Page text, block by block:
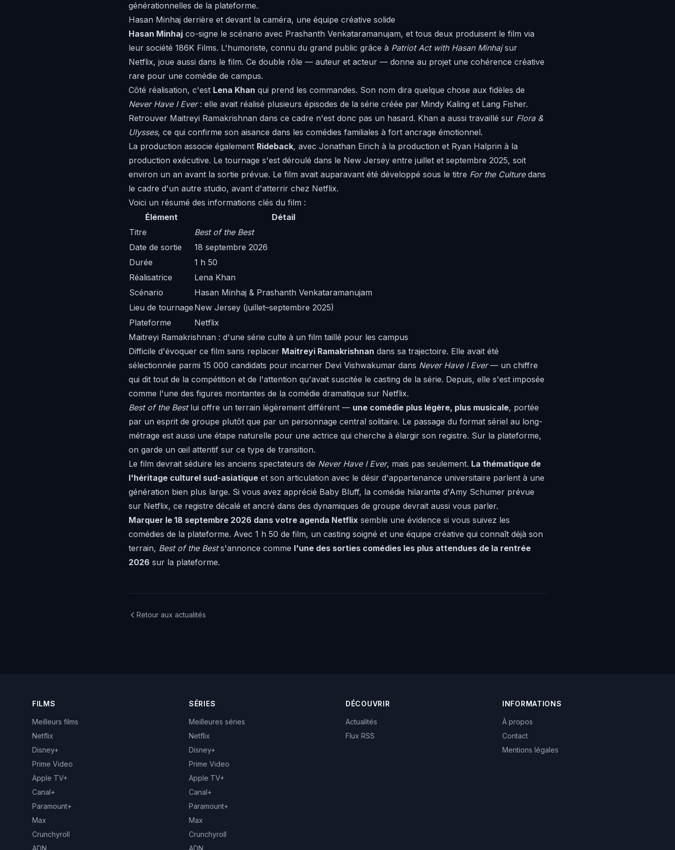
générationnelles de la plateforme.
Hasan Minhaj derrière et devant la caméra, une équipe créative solide
Hasan Minhaj co-signe le scénario avec Prashanth Venkataramanujam, et tous deux produisent le film via
leur société 186K Films. L'humoriste, connu du grand public grâce à Patriot Act with Hasan Minhajsur
Netflix, joue aussi dans le film. Ce double rôle — auteur et acteur — donne au projet une cohérence créative
rare pour une comédie de campus.
Côté réalisation, c'est Lena Khan qui prend les commandes. Son nom dira quelque chose aux fidèles de
Never Have I Ever: elle avait réalisé plusieurs épisodes de la série créée par Mindy Kaling et Lang Fisher.
Retrouver Maitreyi Ramakrishnan dans ce cadre n'est donc pas un hasard. Khan a aussi travaillé sur Flora &
Ulysses, ce qui confirme son aisance dans les comédies familiales à fort ancrage émotionnel.
La production associe également Rideback, avec Jonathan Eirich à la production et Ryan Halprin à la
production exécutive. Le tournage s'est déroulé dans le New Jersey entre juillet et septembre 2025, soit
environ un an avant la sortie prévue. Le film avait auparavant été développé sous le titre For the Culturedans
le cadre d'un autre studio, avant d'atterrir chez Netflix.
Voici un résumé des informations clés du film :
Élément
Détail
Titre
Best of the Best
Date de sortie
18 septembre 2026
Durée
1 h 50
Réalisatrice
Lena Khan
Scénario
Hasan Minhaj & Prashanth Venkataramanujam
Lieu de tournage New Jersey (juillet–septembre 2025)
Plateforme
Netflix
Maitreyi Ramakrishnan : d'une série culte à un film taillé pour les campus
Difficile d'évoquer ce film sans replacer Maitreyi Ramakrishnan dans sa trajectoire. Elle avait été
sélectionnée parmi 15 000 candidats pour incarner Devi Vishwakumar dans Never Have I Ever— un chiffre
qui dit tout de la compétition et de l'attention qu'avait suscitée le casting de la série. Depuis, elle s'est imposée
comme l'une des figures montantes de la comédie dramatique sur Netflix.
Best of the Bestlui offre un terrain légèrement différent — une comédie plus légère, plus musicale, portée
par un esprit de groupe plutôt que par un personnage central solitaire. Le passage du format sériel au long-
métrage est aussi une étape naturelle pour une actrice qui cherche à élargir son registre. Sur la plateforme,
on garde un œil attentif sur ce type de transition.
Le film devrait séduire les anciens spectateurs de Never Have I Ever, mais pas seulement. La thématique de
l'héritage culturel sud-asiatique et son articulation avec le désir d'appartenance universitaire parlent à une
génération bien plus large. Si vous avez apprécié Baby Bluff, la comédie hilarante d'Amy Schumer prévue
sur Netflix, ce registre décalé et ancré dans des dynamiques de groupe devrait aussi vous parler.
Marquer le 18 septembre 2026 dans votre agenda Netflix semble une évidence si vous suivez les
comédies de la plateforme. Avec 1 h 50 de film, un casting soigné et une équipe créative qui connaît déjà son
terrain, Best of the Bests'annonce comme l'une des sorties comédies les plus attendues de la rentrée
2026 sur la plateforme.
Retour aux actualités
FILMS
Meilleurs films
Netflix
Disney+
Prime Video
Apple TV+
Canal+
Paramount+
Max
Crunchyroll
ADN
SÉRIES
Meilleures séries
Netflix
Disney+
Prime Video
Apple TV+
Canal+
Paramount+
Max
Crunchyroll
ADN
DÉCOUVRIR
Actualités
Flux RSS
INFORMATIONS
À propos
Contact
Mentions légales